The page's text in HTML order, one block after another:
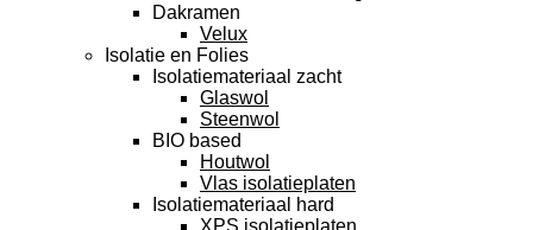
Dakramen
Velux
Isolatie en Folies
Isolatiemateriaal zacht
Glaswol
Steenwol
BIO based
Houtwol
Vlas isolatieplaten
Isolatiemateriaal hard